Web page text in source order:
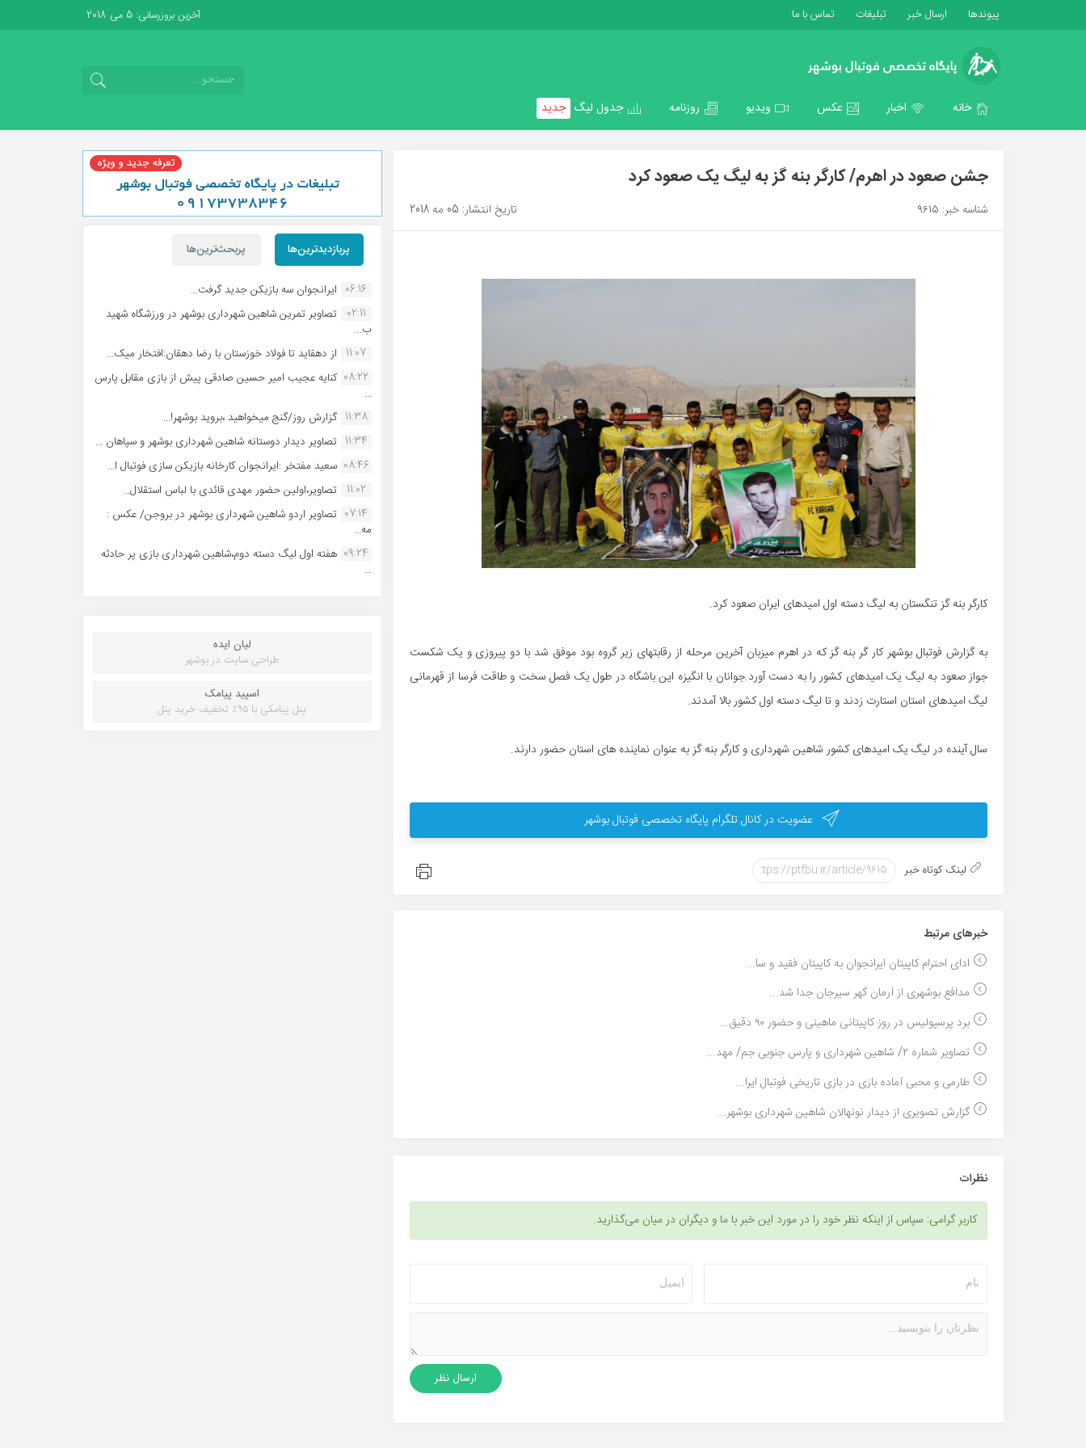
پیوندها ارسال خبر تبلیغات تماس با ما آخرین بروزرسانی: 5 می 2018
خانه اخبار عکس ویدیو روزنامه جدول لیگ جدید
جشن صعود در اهرم/ کارگر بنه گز به لیگ یک صعود کرد
شناسه خبر: 9615 تاریخ انتشار: 05 مه 2018
کارگر بنه گز تنگستان به لیگ دسته اول امیدهای ایران صعود کرد.
به گزارش فوتبال بوشهر کار گر بنه گز که در اهرم میزبان آخرین مرحله از رقابتهای زیر گروه بود موفق شد با دو پیروزی و یک شکست
جواز صعود به لیگ یک امیدهای کشور را به دست آورد.جوانان با انگیزه این باشگاه در طول یک فصل سخت و طاقت فرسا از قهرمانی
لیگ امیدهای استان استارت زدند و تا لیگ دسته اول کشور بالا آمدند.
سال آینده در لیگ یک امیدهای کشور شاهین شهرداری و کارگر بنه گز به عنوان نماینده های استان حضور دارند.
عضویت در کانال تلگرام پایگاه تخصصی فوتبال بوشهر
لینک کوتاه خبر
خبر‌های مرتبط
ادای احترام کاپیتان ایرانجوان به کاپیتان فقید و سا...
مدافع بوشهری از آرمان گهر سیرجان جدا شد...
برد پرسپولیس در روز کاپیتانى ماهینى و حضور ٩٠ دقیق...
تصاویر شماره ۲/ شاهین شهرداری و پارس جنوبی جم/ مهد...
طارمی و محبی آماده بازی در بازی تاریخی فوتبال ایرا...
گزارش تصویری از دیدار نونهالان شاهین شهرداری بوشهر...
نظرات
کاربر گرامی: سپاس از اینکه نظر خود را در مورد این خبر با ما و دیگران در میان می‌گذارید.
پربازدیدترین‌ها پربحث‌ترین‌ها
06:16 ایرانجوان سه بازیکن جدید گرفت...
02:11
تصاویر تمرین شاهین شهردارى بوشهر در ورزشگاه شهید
ب...
11:07 از دهقاید تا فولاد خوزستان با رضا دهقان:افتخار میک...
08:22 کنایه عجیب امیر حسین صادقی پیش از بازی مقابل پارس
...
11:38 گزارش روز/گنج میخواهید ،بروید بوشهر!...
11:34 تصاویر دیدار دوستانه شاهین شهردارى بوشهر و سپاهان ...
08:46 سعید مفتخر :ایرانجوان کارخانه بازیکن سازی فوتبال ا...
11:02
تصاویر،اولین حضور مهدی قائدی با لباس استقلال...
07:14 تصاویر اردو شاهین شهرداری بوشهر در بروجن/ عکس :
مه...
09:24 هفته اول لیگ دسته دوم،شاهین شهرداری بازی پر حادثه
...
لیان ایده
طراحی سایت در بوشهر
اسپید پیامک
پنل پیامکی با ۹۵٪ تخفیف خرید پنل